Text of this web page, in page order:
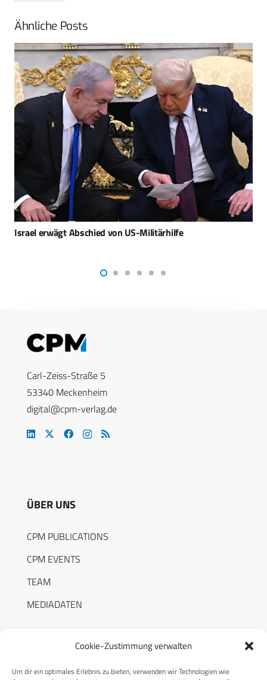
Cookie-Zustimmung verwalten
Um dir ein optimales Erlebnis zu bieten, verwenden wir Technologien wie
Ähnliche Posts
SHOT Show: Eyeviation zeigt das kognitiv-orientierte
Carl-Zeiss-Straße 5
53340 Meckenheim
digital@cpm-verlag.de
ÜBER UNS
CPM PUBLICATIONS
CPM EVENTS
TEAM
MEDIADATEN